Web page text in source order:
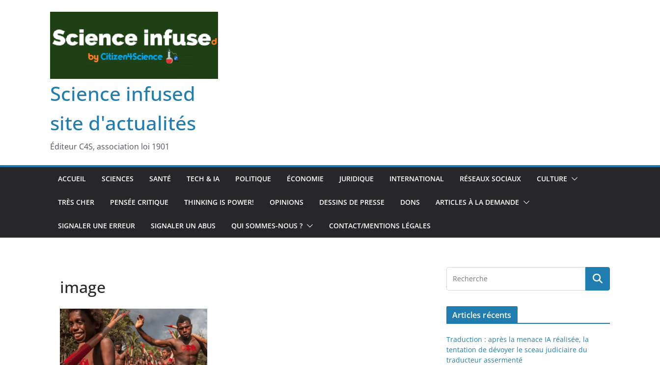
Science infused
site d'actualités
Éditeur C4S, association loi 1901
ACCUEIL SCIENCES SANTÉ TECH & IA POLITIQUE ÉCONOMIE JURIDIQUE INTERNATIONAL RÉSEAUX SOCIAUX CULTURE
TRÈS CHER PENSÉE CRITIQUE THINKING IS POWER! OPINIONS DESSINS DE PRESSE DONS ARTICLES À LA DEMANDE
SIGNALER UNE ERREUR SIGNALER UN ABUS QUI SOMMES-NOUS ? CONTACT/MENTIONS LÉGALES
image
Articles récents
Traduction : après la menace IA réalisée, la
tentation de dévoyer le sceau judiciaire du
traducteur assermenté